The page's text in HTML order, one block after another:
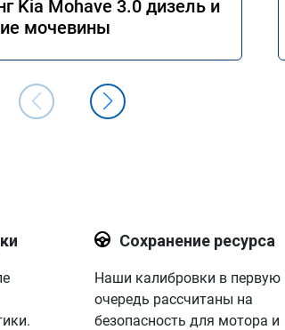
Kia Mohave 3.0 дизель и
мочевины
Сохранение ресурса
Наши калибровки в первую
очередь рассчитаны на
безопасность для мотора и